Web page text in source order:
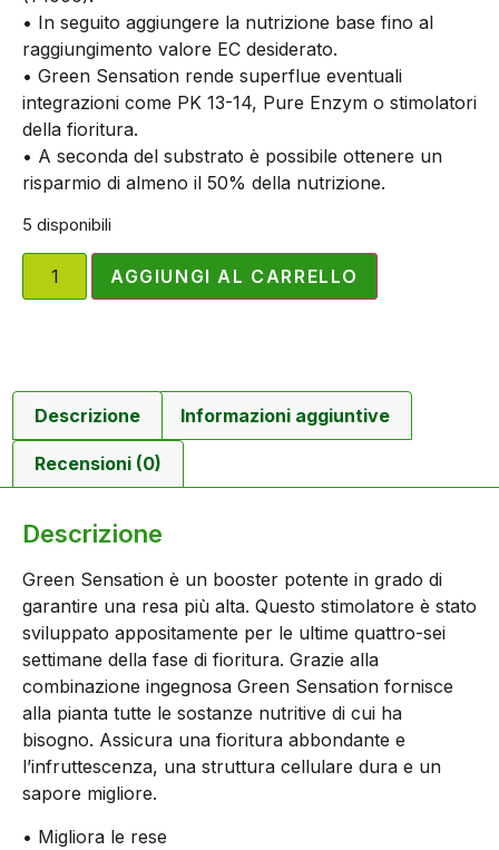
• In seguito aggiungere la nutrizione base fino al
raggiungimento valore EC desiderato.
• Green Sensation rende superflue eventuali
integrazioni come PK 13-14, Pure Enzym o stimolatori
della fioritura.
• A seconda del substrato è possibile ottenere un
risparmio di almeno il 50% della nutrizione.
5 disponibili
AGGIUNGI AL CARRELLO
Descrizione Informazioni aggiuntive
Recensioni (0)
Descrizione
Green Sensation è un booster potente in grado di
garantire una resa più alta. Questo stimolatore è stato
sviluppato appositamente per le ultime quattro-sei
settimane della fase di fioritura. Grazie alla
combinazione ingegnosa Green Sensation fornisce
alla pianta tutte le sostanze nutritive di cui ha
bisogno. Assicura una fioritura abbondante e
l’infruttescenza, una struttura cellulare dura e un
sapore migliore.
• Migliora le rese